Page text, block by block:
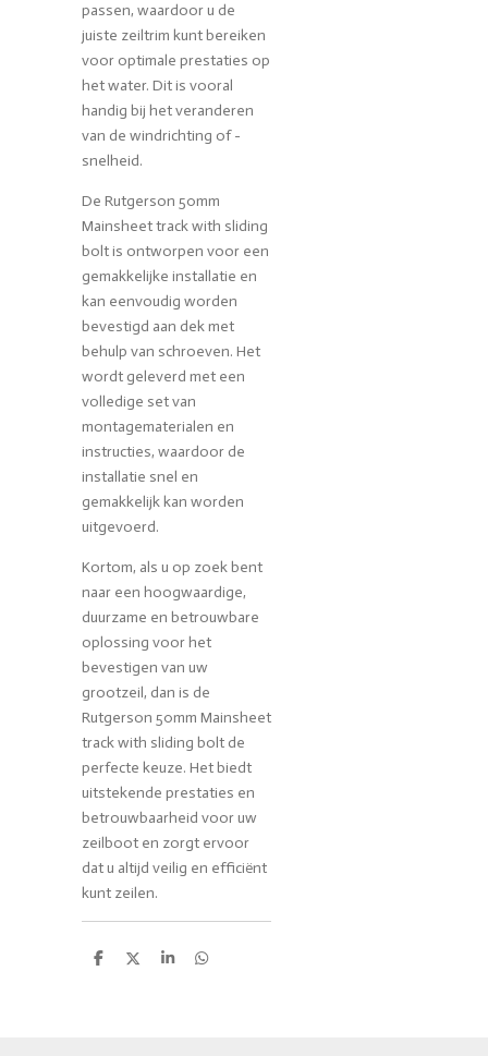
passen, waardoor u de
juiste zeiltrim kunt bereiken
voor optimale prestaties op
het water. Dit is vooral
handig bij het veranderen
van de windrichting of -
snelheid.
De Rutgerson 50mm
Mainsheet track with sliding
bolt is ontworpen voor een
gemakkelijke installatie en
kan eenvoudig worden
bevestigd aan dek met
behulp van schroeven. Het
wordt geleverd met een
volledige set van
montagematerialen en
instructies, waardoor de
installatie snel en
gemakkelijk kan worden
uitgevoerd.
Kortom, als u op zoek bent
naar een hoogwaardige,
duurzame en betrouwbare
oplossing voor het
bevestigen van uw
grootzeil, dan is de
Rutgerson 50mm Mainsheet
track with sliding bolt de
perfecte keuze. Het biedt
uitstekende prestaties en
betrouwbaarheid voor uw
zeilboot en zorgt ervoor
dat u altijd veilig en efficiënt
kunt zeilen.
D
D
S
D